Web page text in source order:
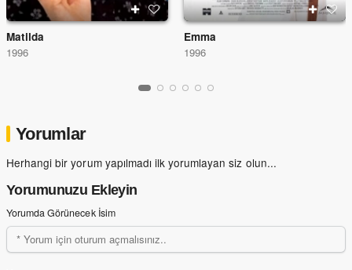
Matilda
1996
Emma
1996
Yorumlar
Herhangi bir yorum yapılmadı ilk yorumlayan siz olun...
Yorumunuzu Ekleyin
Yorumda Görünecek İsim